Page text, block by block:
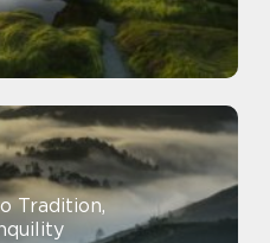
Tradition,